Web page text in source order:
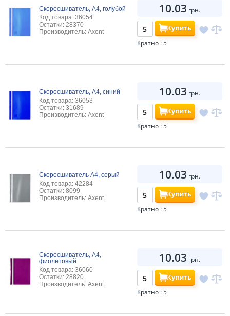
Скоросшиватель, А4, голубой
Код товара: 36054
Остатки: 28370
Производитель: Axent
10.03 грн.
Купить
Кратно : 5
Скоросшиватель, А4, синий
Код товара: 36053
Остатки: 31689
Производитель: Axent
10.03 грн.
Купить
Кратно : 5
Скоросшиватель А4, серый
Код товара: 42284
Остатки: 8099
Производитель: Axent
10.03 грн.
Купить
Кратно : 5
Скоросшиватель, А4,
фиолетовый
Код товара: 36060
Остатки: 28820
Производитель: Axent
10.03 грн.
Купить
Кратно : 5